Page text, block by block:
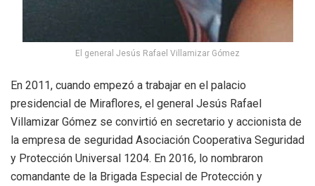
El general Jesús Rafael Villamizar Gómez
En 2011, cuando empezó a trabajar en el palacio
presidencial de Miraflores, el general Jesús Rafael
Villamizar Gómez se convirtió en secretario y accionista de
la empresa de seguridad Asociación Cooperativa Seguridad
y Protección Universal 1204. En 2016, lo nombraron
comandante de la Brigada Especial de Protección y